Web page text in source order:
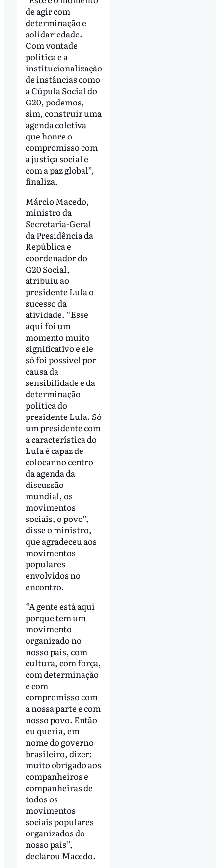
de agir com
determinação e
solidariedade.
Com vontade
política e a
institucionalização
de instâncias como
a Cúpula Social do
G20, podemos,
sim, construir uma
agenda coletiva
que honre o
compromisso com
a justiça social e
com a paz global”,
finaliza.
Márcio Macedo,
ministro da
Secretaria-Geral
da Presidência da
República e
coordenador do
G20 Social,
atribuiu ao
presidente Lula o
sucesso da
atividade. “Esse
aqui foi um
momento muito
significativo e ele
só foi possível por
causa da
sensibilidade e da
determinação
política do
presidente Lula. Só
um presidente com
a característica do
Lula é capaz de
colocar no centro
da agenda da
discussão
mundial, os
movimentos
sociais, o povo”,
disse o ministro,
que agradeceu aos
movimentos
populares
envolvidos no
encontro.
“A gente está aqui
porque tem um
movimento
organizado no
nosso país, com
cultura, com força,
com determinação
e com
compromisso com
a nossa parte e com
nosso povo. Então
eu queria, em
nome do governo
brasileiro, dizer:
muito obrigado aos
companheiros e
companheiras de
todos os
movimentos
sociais populares
organizados do
nosso país”,
declarou Macedo.